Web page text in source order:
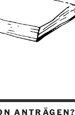
ANTRÄGEN?